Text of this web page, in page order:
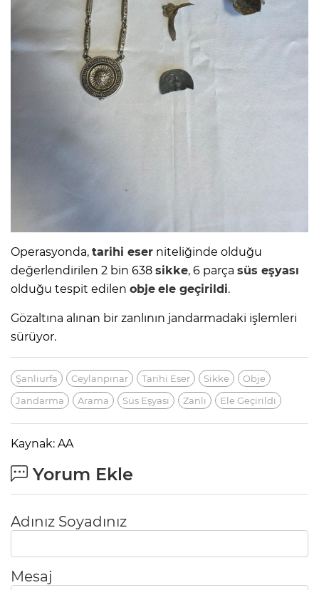
Operasyonda, tarihi eser niteliğinde olduğu
değerlendirilen 2 bin 638 sikke, 6 parça süs eşyası
olduğu tespit edilen obje ele geçirildi.
Gözaltına alınan bir zanlının jandarmadaki işlemleri
sürüyor.
Şanlıurfa Ceylanpınar Tarihi Eser Sikke
Obje
Jandarma
Arama Süs Eşyası Zanlı Ele Geçirildi
Kaynak: AA
Yorum Ekle
Adınız Soyadınız
Mesaj